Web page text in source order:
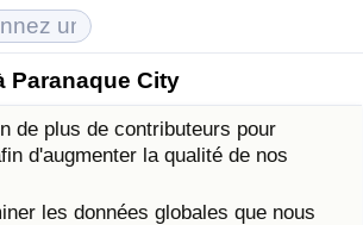
Paranaque City
de plus de contributeurs pour
d'augmenter la qualité de nos
les données globales que nous
la Vie (Actuel)
la Vie
l'immobilier (Actuel)
l'immobilier
de Vie
de Vie (Actuel)